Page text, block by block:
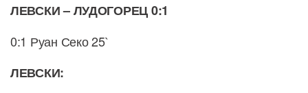
ЛЕВСКИ – ЛУДОГОРЕЦ 0:1
0:1 Руан Секо 25`
ЛЕВСКИ: